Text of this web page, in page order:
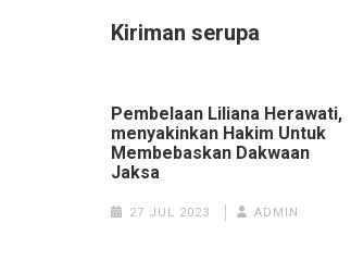
Kiriman serupa
Pembelaan Liliana Herawati,
menyakinkan Hakim Untuk
Membebaskan Dakwaan
Jaksa
27 JUL 2023 ADMIN